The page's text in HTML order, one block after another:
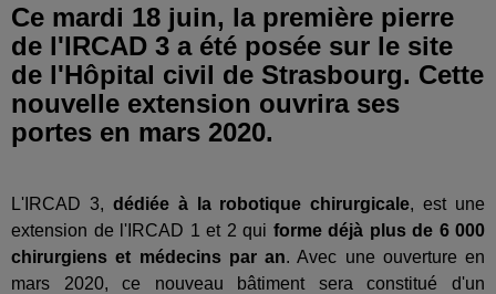
Ce mardi 18 juin, la première pierre
de l'IRCAD 3 a été posée sur le site
de l'Hôpital civil de Strasbourg. Cette
nouvelle extension ouvrira ses
portes en mars 2020.
L'IRCAD 3, dédiée à la robotique chirurgicale, est une
extension de l'IRCAD 1 et 2 qui forme déjà plus de 6 000
chirurgiens et médecins par an. Avec une ouverture en
mars 2020, ce nouveau bâtiment sera constitué d'un